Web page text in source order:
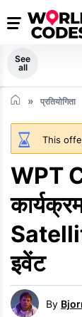
See
all
प्रतियोगिता
This
WPT
इवेंट
By